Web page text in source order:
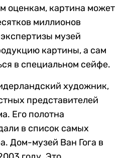
оценкам, картина может
миллионов
музей
картины, а сам
в специальном сейфе.
художник,
представителей
Его полотна
в список самых
Дом-музей Ван Гога в